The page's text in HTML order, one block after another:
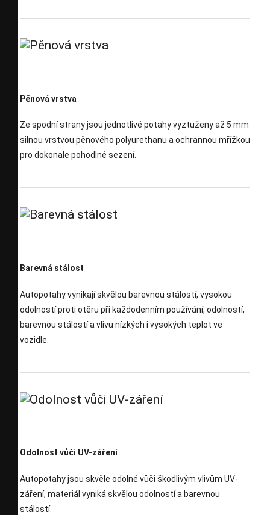
Pěnová vrstva
Ze spodní strany jsou jednotlivé potahy vyztuženy až 5 mm
silnou vrstvou pěnového polyurethanu a ochrannou mřížkou
pro dokonale pohodlné sezení.
Barevná stálost
Autopotahy vynikají skvělou barevnou stálostí, vysokou
odolností proti otěru při každodenním používání, odolností,
barevnou stálostí a vlivu nízkých i vysokých teplot ve
vozidle.
Odolnost vůči UV-záření
Autopotahy jsou skvěle odolné vůči škodlivým vlivům UV-
záření, materiál vyniká skvělou odolností a barevnou
stálostí.